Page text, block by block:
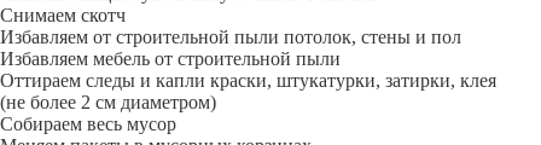
Снимаем скотч
Избавляем от строительной пыли потолок, стены и пол
Избавляем мебель от строительной пыли
Оттираем следы и капли краски, штукатурки, затирки, клея
(не более 2 см диаметром)
Собираем весь мусор